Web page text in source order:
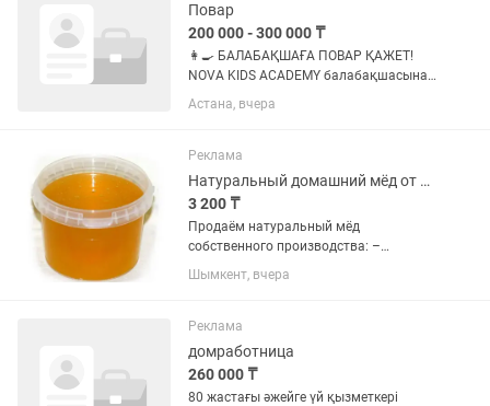
Повар
200 000 - 300 000 ₸
👩🍳 БАЛАБАҚШАҒА ПОВАР ҚАЖЕТ!
NOVA KIDS ACADEMY балабақшасына
жауапты әрі тәжірибелі повар іздейміз.
Айлығы 200 000 тг 6 айдан соң 300 000
🍲 Бірінші және...
Астана, вчера
Реклама
Натуральный домашний мёд от пасечника/Таза үй балы бал ара шаруашылығынан
3 200 ₸
Продаём натуральный мёд
собственного производства: –
Эспарцетовый мёд (мягкий вкус,
полезен для пищеварения) – 1 кг –
редкий сорт) – 1 кг – 3200 тг –
Разнотравье...
Шымкент, вчера
Реклама
домработница
260 000 ₸
80 жастағы әжейге үй қызметкері